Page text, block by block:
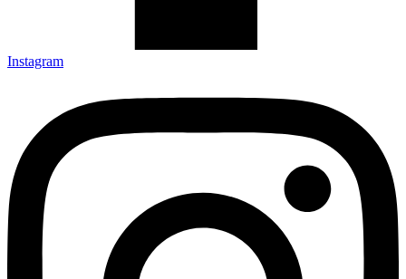
Instagram